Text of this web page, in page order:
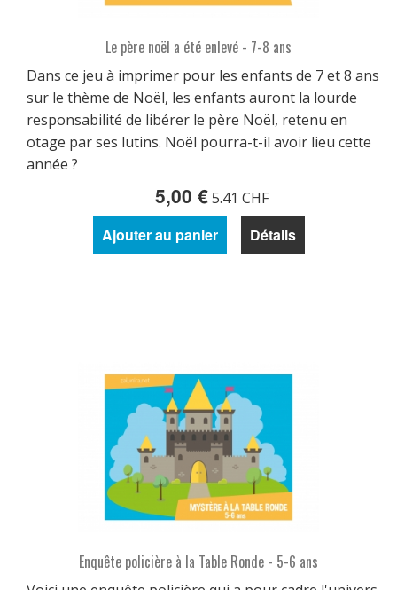
Le père noël a été enlevé - 7-8 ans
Dans ce jeu à imprimer pour les enfants de 7 et 8 ans
sur le thème de Noël, les enfants auront la lourde
responsabilité de libérer le père Noël, retenu en
otage par ses lutins. Noël pourra-t-il avoir lieu cette
année ?
5,00 €5.41 CHF
Ajouter au panier Détails
Enquête policière à la Table Ronde - 5-6 ans